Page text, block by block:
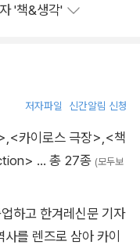
'책&생각'
저자파일 신간알림 신청
<카이로스 극장> <책
… 총 27종 (모두보
하고 한겨레신문 기자
사를 렌즈로 삼아 카이